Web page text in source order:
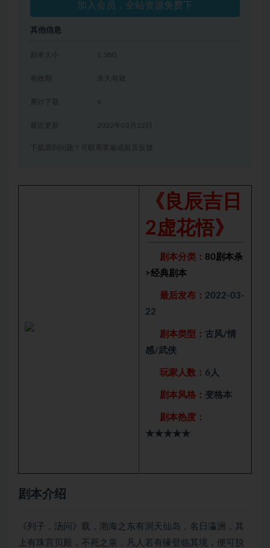
加入会员，全站资源免费下
其他信息
剧本大小 1.38G
有效期 永久有效
累计下载 4
2022年03月22日
下载遇到问题？可联系客服或留言反馈
《良辰吉日
2虚花悟》
剧本分类： 80剧本杀
>经典剧本
最后发布： 2022-03-
22
剧本类型： 古风/情
感/武侠
玩家人数： 6人
剧本风格： 变格本
剧本热度：
★★★★★
剧本介绍
《列子，汤问》载，渤海之东有洞天仙岛，名日瀛洲，其
上有珠宫贝殿，不死之泉，凡人若有缘登临其境，便可脱